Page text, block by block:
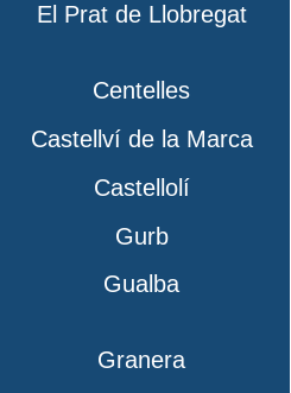
El Prat de Llobregat
Centelles
Castellví de la Marca
Castellolí
Gurb
Gualba
Granera